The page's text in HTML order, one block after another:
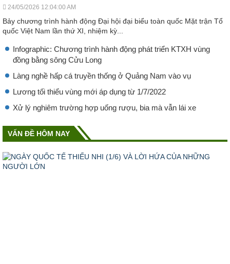
24/05/2026 12:04:00 AM
Bảy chương trình hành động Đại hội đại biểu toàn quốc Mặt trận Tổ
quốc Việt Nam lần thứ XI, nhiệm kỳ...
Infographic: Chương trình hành động phát triển KTXH vùng
đồng bằng sông Cửu Long
Làng nghề hấp cá truyền thống ở Quảng Nam vào vụ
Lương tối thiểu vùng mới áp dụng từ 1/7/2022
Xử lý nghiêm trường hợp uống rượu, bia mà vẫn lái xe
VẤN ĐỀ HÔM NAY